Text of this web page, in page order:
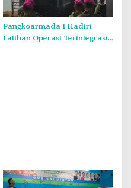
Pangkoarmada I Hadiri
Latihan Operasi Terintegrasi